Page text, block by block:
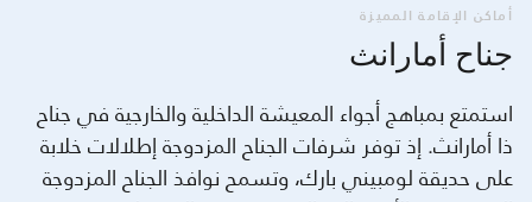
أماكن الإقامة المميزة
جناح أمارانث
استمتع بمباهج أجواء المعيشة الداخلية والخارجية في جناح
ذا أمارانث. إذ توفر شرفات الجناح المزدوجة إطلالات خلابة
على حديقة لومبيني بارك، وتسمح نوافذ الجناح المزدوجة